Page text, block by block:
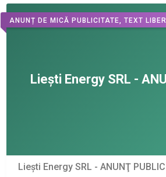
ANUNȚ DE MICĂ PUBLICITATE, TEXT LIBER
Liești Energy SRL - ANUNŢ PUBLIC